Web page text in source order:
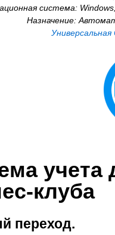
система:
Назначение:
учета
клуба
переход.